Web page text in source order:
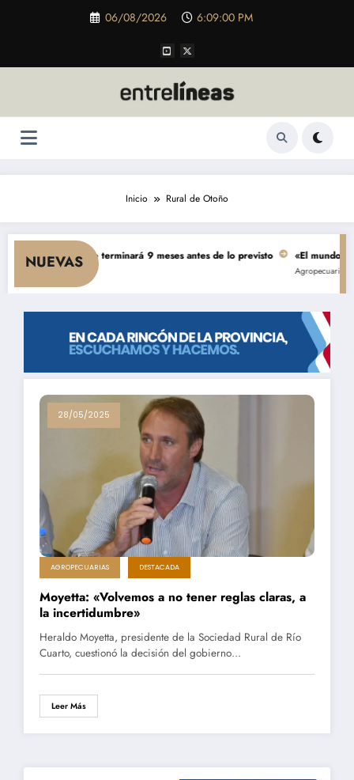
06/08/2026 6:09:00 PM
Inicio Rural de Otoño
NUEVAS
millones se terminará 9 meses antes de lo previsto «El mundo
Agropecuarias
28/05/2025
AGROPECUARIAS DESTACADA
Moyetta: «Volvemos a no tener reglas claras, a
la incertidumbre»
Heraldo Moyetta, presidente de la Sociedad Rural de Río
Cuarto, cuestionó la decisión del gobierno…
Leer Más